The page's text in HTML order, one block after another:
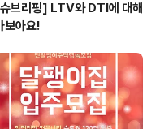
브리핑] LTV와 DTI에 대해
보아요!